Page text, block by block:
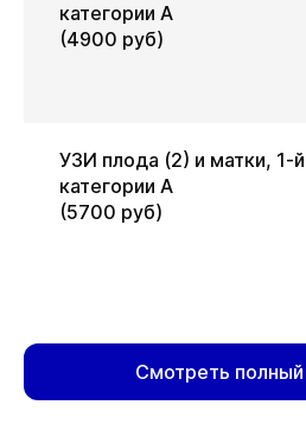
категории А
(4900 руб)
УЗИ плода (2) и матки, 1-
категории А
(5700 руб)
Смотреть полный